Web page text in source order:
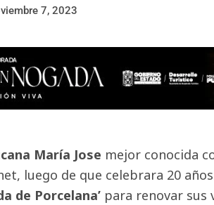
7, 2023
María Jose mejor conocida
luego de que celebrara 20
de Porcelana’ para renovar sus